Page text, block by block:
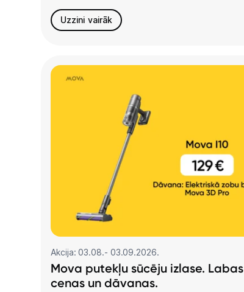
Uzzini vairāk
Akcija: 03.08.- 03.09.2026.
Mova putekļu sūcēju izlase. Labas
cenas un dāvanas.